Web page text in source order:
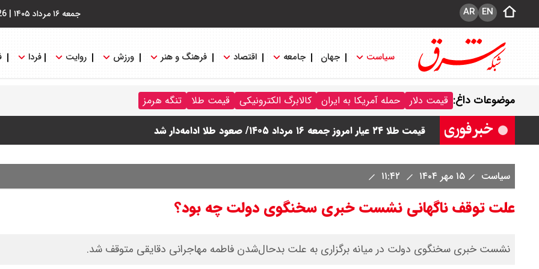
جمعه ۱۶ مرداد ۱۴۰۵ | EN
AR
سیاست جهان جامعه اقتصاد فرهنگ و هنر ورزش روایت فردا
موضوعات داغ: قیمت دلار حمله آمریکا به ایران کالابرگ الکترونیکی قیمت طلا تنگه هرمز
قیمت سکه امامی امروز جمعه ۱۶ مرداد ۱۴۰۵ اعلام شد/ کاهش قیمت سکه
قیمت طلا ۲۴ عیار امروز جمعه ۱۶ مرداد ۱۴۰۵/ صعود طلا ادامه‌دار شد
قیمت طلا ۱۸ عیار امروز جمعه ۱۶ مرداد ۱۴۰۵ اعلام شد/ طلا بر مدار صعود
سیاست
۱۵ مهر ۱۴۰۴
علت توقف ناگهانی نشست خبری سخنگوی دولت چه بود؟
نشست خبری سخنگوی دولت در میانه برگزاری به علت بدحال‌شدن فاطمه مهاجرانی دقایقی متوقف شد.